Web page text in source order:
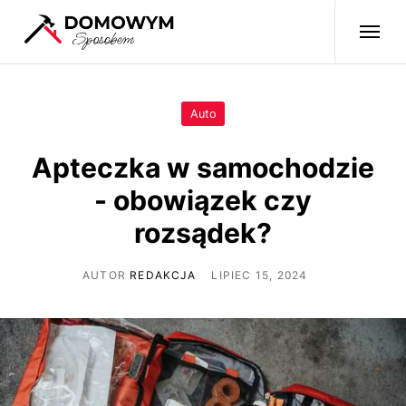
Auto
Apteczka w samochodzie
- obowiązek czy
rozsądek?
AUTOR REDAKCJA LIPIEC 15, 2024